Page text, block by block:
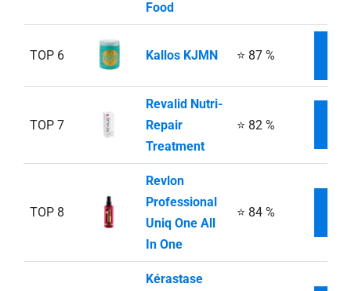
Food
TOP 6 Kallos KJMN ⭐ 87 %
TOP 7
Revalid Nutri-
Repair
Treatment
⭐ 82 %
TOP 8
Revlon
Professional
Uniq One All
In One
⭐ 84 %
Kérastase